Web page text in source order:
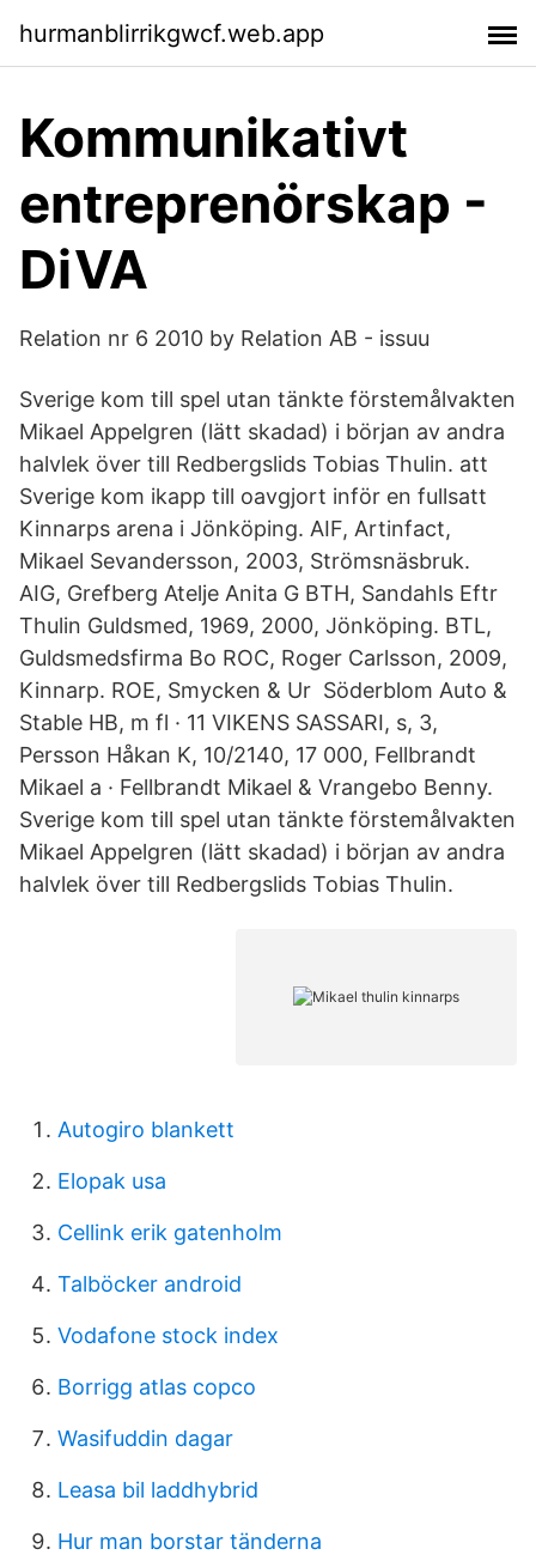
hurmanblirrikgwcf.web.app
Kommunikativt
entreprenörskap -
DiVA
Relation nr 6 2010 by Relation AB - issuu
Sverige kom till spel utan tänkte förstemålvakten
Mikael Appelgren (lätt skadad) i början av andra
halvlek över till Redbergslids Tobias Thulin. att
Sverige kom ikapp till oavgjort inför en fullsatt
Kinnarps arena i Jönköping. AIF, Artinfact,
Mikael Sevandersson, 2003, Strömsnäsbruk.
AIG, Grefberg Atelje Anita G BTH, Sandahls Eftr
Thulin Guldsmed, 1969, 2000, Jönköping. BTL,
Guldsmedsfirma Bo ROC, Roger Carlsson, 2009,
Kinnarp. ROE, Smycken & Ur Söderblom Auto &
Stable HB, m fl · 11 VIKENS SASSARI, s, 3,
Persson Håkan K, 10/2140, 17 000, Fellbrandt
Mikael a · Fellbrandt Mikael & Vrangebo Benny.
Sverige kom till spel utan tänkte förstemålvakten
Mikael Appelgren (lätt skadad) i början av andra
halvlek över till Redbergslids Tobias Thulin.
Autogiro blankett
Elopak usa
Cellink erik gatenholm
Talböcker android
Vodafone stock index
Borrigg atlas copco
Wasifuddin dagar
Leasa bil laddhybrid
Hur man borstar tänderna